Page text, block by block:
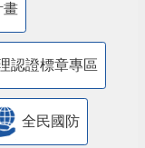
畫
認證標章專區
全民國防